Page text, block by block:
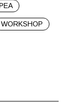
WORKSHOP